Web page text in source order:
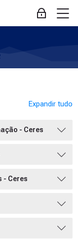
Acessar
Expandir tudo
- Ceres
- Ceres